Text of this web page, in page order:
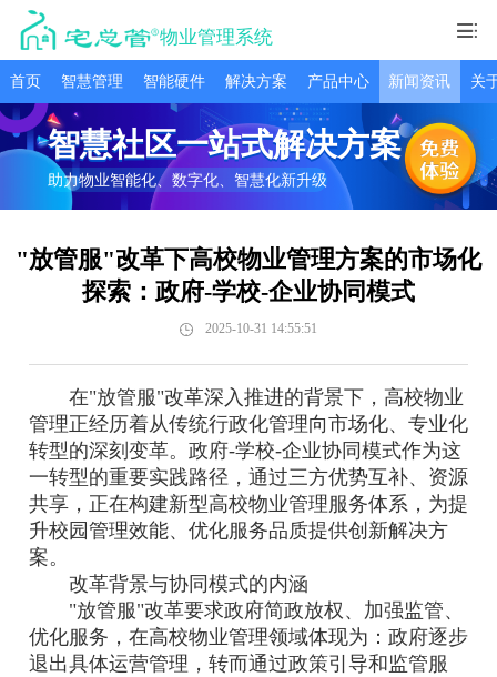
物业管理系统
首页 智慧管理 智能硬件 解决方案 产品中心 新闻资讯 关
智慧社区一站式解决方案
助力物业智能化、数字化、智慧化新升级
"放管服"改革下高校物业管理方案的市场化
探索：政府-学校-企业协同模式
2025-10-31 14:55:51
在"放管服"改革深入推进的背景下，高校物业
管理正经历着从传统行政化管理向市场化、专业化
转型的深刻变革。政府-学校-企业协同模式作为这
一转型的重要实践路径，通过三方优势互补、资源
共享，正在构建新型高校物业管理服务体系，为提
升校园管理效能、优化服务品质提供创新解决方
案。
改革背景与协同模式的内涵
"放管服"改革要求政府简政放权、加强监管、
优化服务，在高校物业管理领域体现为：政府逐步
退出具体运营管理，转而通过政策引导和监管服